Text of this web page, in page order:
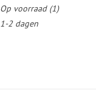
Op voorraad(1)
1-2 dagen